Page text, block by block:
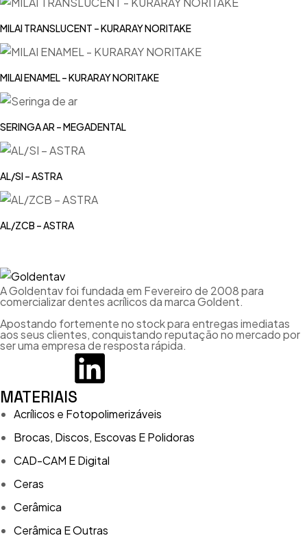
MILAI TRANSLUCENT – KURARAY NORITAKE
MILAI ENAMEL – KURARAY NORITAKE
SERINGA AR – MEGADENTAL
AL/SI – ASTRA
AL/ZCB – ASTRA
A Goldentav foi fundada em Fevereiro de 2008 para
comercializar dentes acrílicos da marca Goldent.
Apostando fortemente no stock para entregas imediatas
aos seus clientes, conquistando reputação no mercado por
ser uma empresa de resposta rápida.
MATERIAIS
Acrílicos e Fotopolimerizáveis
Brocas, Discos, Escovas E Polidoras
CAD-CAM E Digital
Ceras
Cerâmica
Cerâmica E Outras